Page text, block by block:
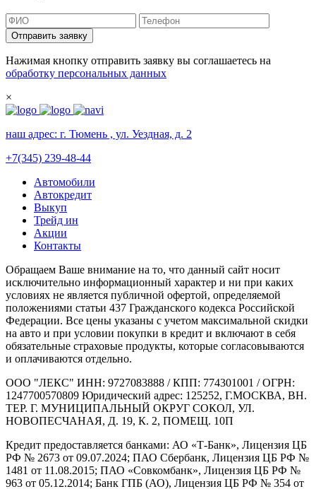
Отправить заявку
Нажимая кнопку отправить заявку вы соглашаетесь на
обработку персональных данных
×
наш адрес: г. Тюмень , ул. Уездная, д. 2
+7(345) 239-48-44
Автомобили
Автокредит
Выкуп
Трейд ин
Акции
Контакты
Обращаем Ваше внимание на то, что данный сайт носит
исключительно информационный характер и ни при каких
условиях не является публичной офертой, определяемой
положениями статьи 437 Гражданского кодекса Российской
Федерации. Все цены указаны с учетом максимальной скидки
на авто и при условии покупки в кредит и включают в себя
обязательные страховые продукты, которые согласовываются
и оплачиваются отдельно.
ООО "ЛЕКС" ИНН: 9727083888 / КПП: 774301001 / ОГРН:
1247700570809 Юридический адрес: 125252, Г.МОСКВА, ВН.
ТЕР. Г. МУНИЦИПАЛЬНЫЙ ОКРУГ СОКОЛ, УЛ.
НОВОПЕСЧАНАЯ, Д. 19, К. 2, ПОМЕЩ. 10П
Кредит предоставляется банками: АО «Т-Банк», Лицензия ЦБ
РФ № 2673 от 09.07.2024; ПАО Сбербанк, Лицензия ЦБ РФ №
1481 от 11.08.2015; ПАО «Совкомбанк», Лицензия ЦБ РФ №
963 от 05.12.2014; Банк ГПБ (АО), Лицензия ЦБ РФ № 354 от